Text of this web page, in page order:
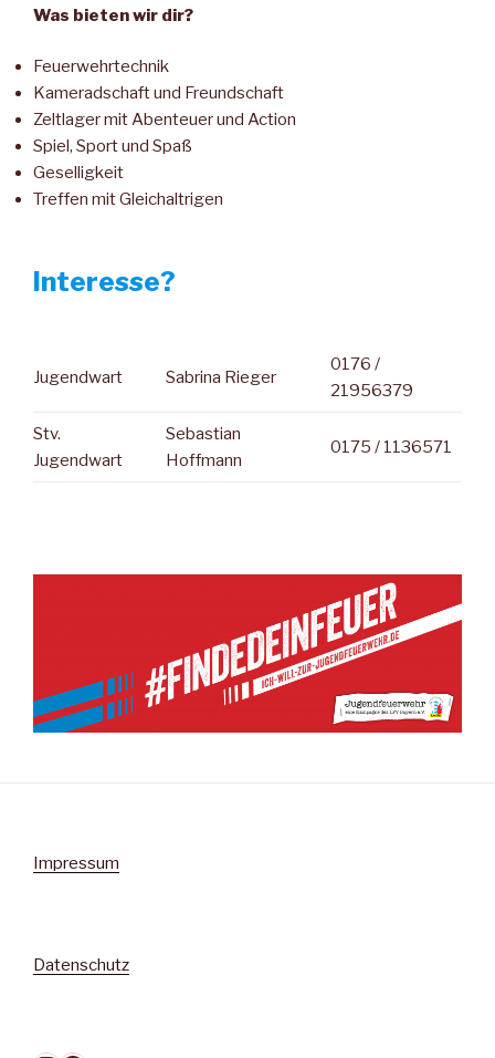
Was bieten wir dir?
Feuerwehrtechnik
Kameradschaft und Freundschaft
Zeltlager mit Abenteuer und Action
Spiel, Sport und Spaß
Geselligkeit
Treffen mit Gleichaltrigen
Interesse?
Jugendwart Sabrina Rieger
0176 /
21956379
Stv.
Jugendwart
Sebastian
Hoffmann
0175 / 1136571
Impressum
Datenschutz